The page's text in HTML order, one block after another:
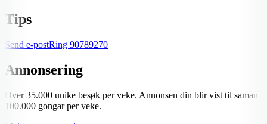
Tips
Send e-postRing 90789270
Annonsering
Over 35.000 unike besøk per veke. Annonsen din blir vist til saman
100.000 gongar per veke.